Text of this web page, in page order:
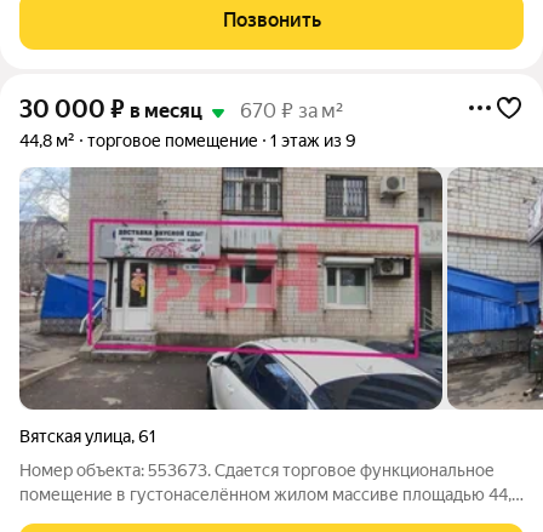
помещение расположено на 1 этаже, стрит-ритейл - первая
линия с отличной видимостью и
Позвонить
30 000 ₽ в месяц 670 ₽ за м²
44,8 м² торговое помещение 1 этаж из 9
Вятская улица,61
Номер объекта: 553673. Сдается торговое функциональное
помещение в густонаселённом жилом массиве площадью 44,8